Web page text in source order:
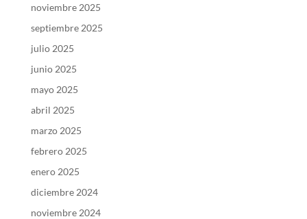
noviembre 2025
septiembre 2025
julio 2025
junio 2025
mayo 2025
abril 2025
marzo 2025
febrero 2025
enero 2025
diciembre 2024
noviembre 2024